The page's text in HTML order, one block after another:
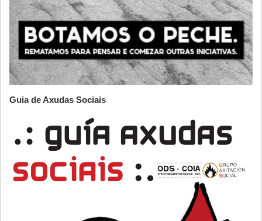
Guia de Axudas Sociais